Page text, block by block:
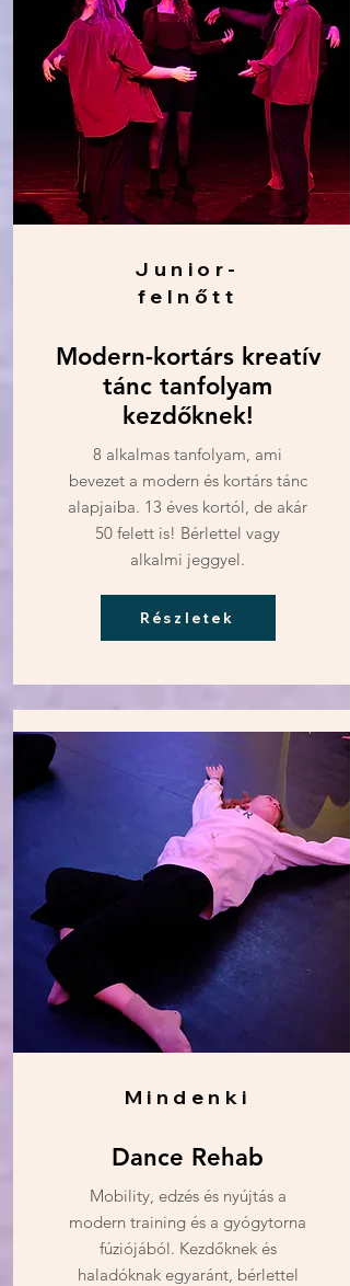
Junior-
felnőtt
Modern-kortárs kreatív
tánc tanfolyam
kezdőknek!
8 alkalmas tanfolyam, ami
bevezet a modern és kortárs tánc
alapjaiba. 13 éves kortól, de akár
50 felett is! Bérlettel vagy
alkalmi jeggyel.
Részletek
Mindenki
Dance Rehab
Mobility, edzés és nyújtás a
modern training és a gyógytorna
fúziójából. Kezdőknek és
haladóknak egyaránt, bérlettel